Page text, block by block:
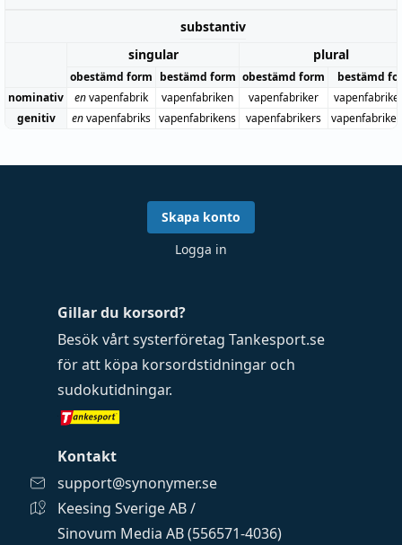
substantiv
singular
plural
obestämd form bestämd form obestämd form
bestämd
nominativ
envapenfabrik vapenfabriken vapenfabriker
genitiv
envapenfabriks vapenfabrikens vapenfabrikers
Gillar du korsord?
Besök vårt systerföretag Tankesport.se
för att köpa korsordstidningar och
sudokutidningar.
Kontakt
support@synonymer.se
Keesing Sverige AB /
Sinovum Media AB (556571-4036)
Skapa konto
Logga in